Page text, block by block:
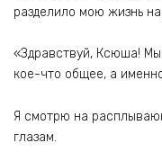
разделило мою жизнь
«Здравствуй, Ксюша!
кое-что общее, а
Я смотрю на
глазам.